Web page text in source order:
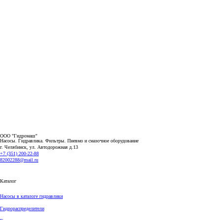
ООО "Гидромаш"
Насосы. Гидравлика. Фильтры. Пневмо и смазочное оборудование
г. Челябинск, ул. Автодорожная д.13
+7 (351) 200-22-88
82002288@mail.ru
Каталог
Насосы в каталоге гидравлики
Гидрораспределители